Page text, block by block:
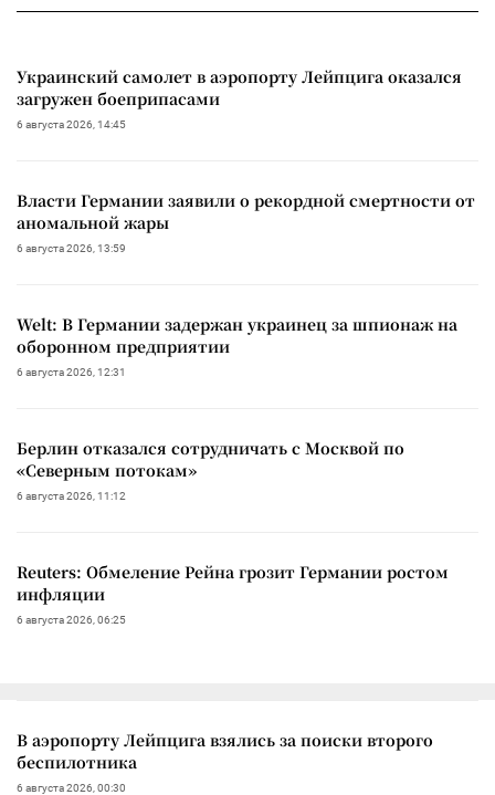
Украинский самолет в аэропорту Лейпцига оказался
загружен боеприпасами
6 августа 2026, 14:45
Власти Германии заявили о рекордной смертности от
аномальной жары
6 августа 2026, 13:59
Welt: В Германии задержан украинец за шпионаж на
оборонном предприятии
6 августа 2026, 12:31
Берлин отказался сотрудничать с Москвой по
«Северным потокам»
6 августа 2026, 11:12
Reuters: Обмеление Рейна грозит Германии ростом
инфляции
6 августа 2026, 06:25
В аэропорту Лейпцига взялись за поиски второго
беспилотника
6 августа 2026, 00:30